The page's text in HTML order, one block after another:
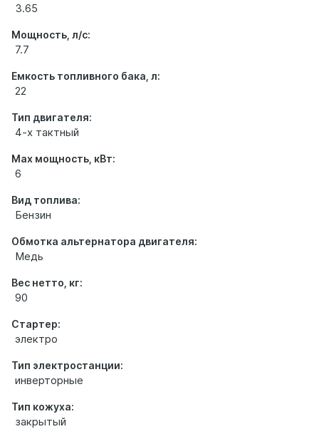
3.65
Мощность, л/с:
7.7
Емкость топливного бака, л:
22
Тип двигателя:
4-х тактный
Max мощность, кВт:
6
Вид топлива:
Бензин
Обмотка альтернатора двигателя:
Медь
Вес нетто, кг:
90
Стартер:
электро
Тип электростанции:
инверторные
Тип кожуха:
закрытый